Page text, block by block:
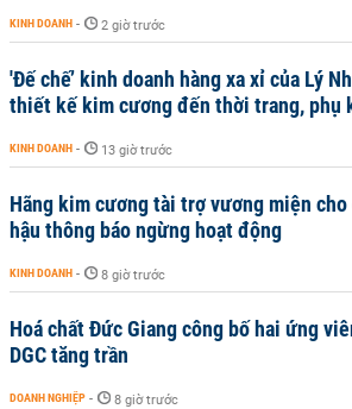
KINH DOANH - 2 giờ trước
'Đế chế’ kinh doanh hàng xa xỉ của Lý
thiết kế kim cương đến thời trang, phụ
KINH DOANH - 13 giờ trước
Hãng kim cương tài trợ vương miện
hậu thông báo ngừng hoạt động
KINH DOANH - 8 giờ trước
Hoá chất Đức Giang công bố hai ứng
DGC tăng trần
DOANH NGHIỆP - 8 giờ trước